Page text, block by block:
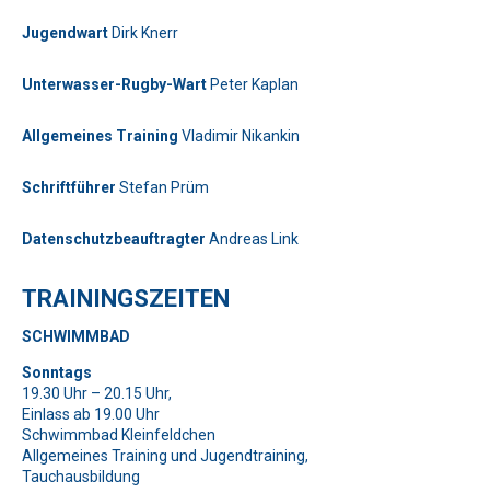
LKW.
Flagge.
Schlüssel.
Bitte lasse dieses Feld leer.
Bitte beweise, dass du kein Spambot bist und wähle das Symbol
Schlüssel
Bitte beweise, dass du kein Spambot bist und wähle das Symbol
Flagge.
JugendwartDirk Knerr
Bitte lasse dieses Feld leer.
Bitte beweise, dass du kein Spambot bist und wähle das Symbol
Baum.
Unterwasser-Rugby-WartPeter Kaplan
Bitte lasse dieses Feld leer.
Bitte beweise, dass du kein Spambot bist und wähle das Symbol
Allgemeines Training Vladimir Nikankin
Schriftführer Stefan Prüm
Datenschutzbeauftragter Andreas Link
TRAININGSZEITEN
SCHWIMMBAD
Sonntags
19.30 Uhr – 20.15 Uhr,
Einlass ab 19.00 Uhr
Schwimmbad Kleinfeldchen
Allgemeines Training und Jugendtraining,
Tauchausbildung